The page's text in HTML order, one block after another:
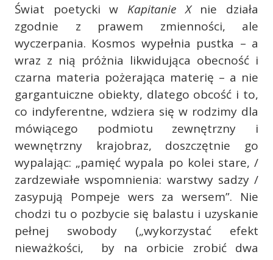
Świat poetycki w Kapitanie X nie działa
zgodnie z prawem zmienności, ale
wyczerpania. Kosmos wypełnia pustka – a
wraz z nią próżnia likwidująca obecność i
czarna materia pożerająca materię – a nie
gargantuiczne obiekty, dlatego obcość i to,
co indyferentne, wdziera się w rodzimy dla
mówiącego podmiotu zewnętrzny i
wewnętrzny krajobraz, doszczętnie go
wypalając: „pamięć wypala po kolei stare, /
zardzewiałe wspomnienia: warstwy sadzy /
zasypują Pompeje wers za wersem”. Nie
chodzi tu o pozbycie się balastu i uzyskanie
pełnej swobody („wykorzystać efekt
nieważkości, by na orbicie zrobić dwa